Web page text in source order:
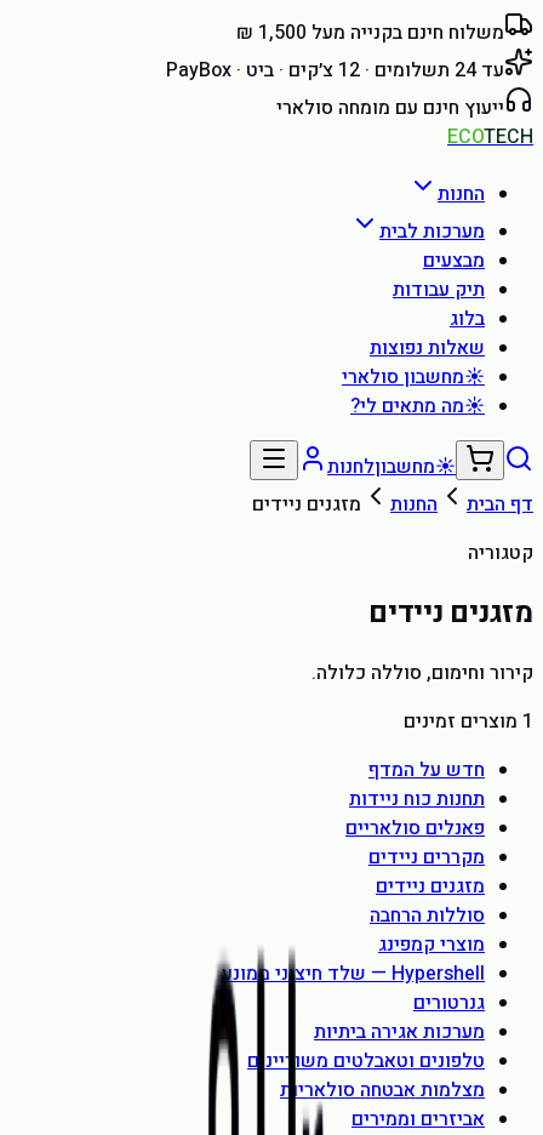
משלוח חינם בקנייה מעל 1,500 ₪
עד 24 תשלומים · 12 צ׳קים · ביט · PayBox
ייעוץ חינם עם מומחה סולארי
ECOTECH
החנות
מערכות לבית
מבצעים
תיק עבודות
בלוג
שאלות נפוצות
☀מחשבון סולארי
☀מה מתאים לי?
☀מחשבוןלחנות
דף הבית
החנות
מזגנים ניידים
קטגוריה
מזגנים ניידים
קירור וחימום, סוללה כלולה.
1 מוצרים זמינים
חדש על המדף
תחנות כוח ניידות
פאנלים סולאריים
מקררים ניידים
מזגנים ניידים
סוללות הרחבה
מוצרי קמפינג
Hypershell — שלד חיצוני ממונע
גנרטורים
מערכות אגירה ביתיות
טלפונים וטאבלטים משוריינים
מצלמות אבטחה סולאריות
אביזרים וממירים